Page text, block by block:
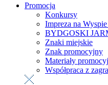
Promocja
Konkursy
Impreza na
BYDGOSKI
Znaki miejskie
Znak promocyjny
Materiały
Współpraca z